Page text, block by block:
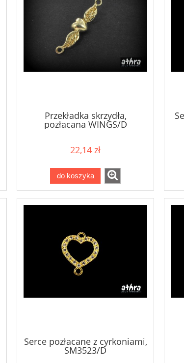
Przekładka skrzydła,
pozłacana WINGS/D
22,14 zł
do koszyka
Serce pozłacane z cyrkoniami,
SM3523/D